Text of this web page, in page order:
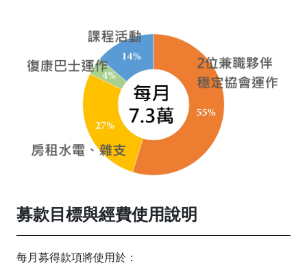
募款目標與經費使用說明
每月募得款項將使用於：